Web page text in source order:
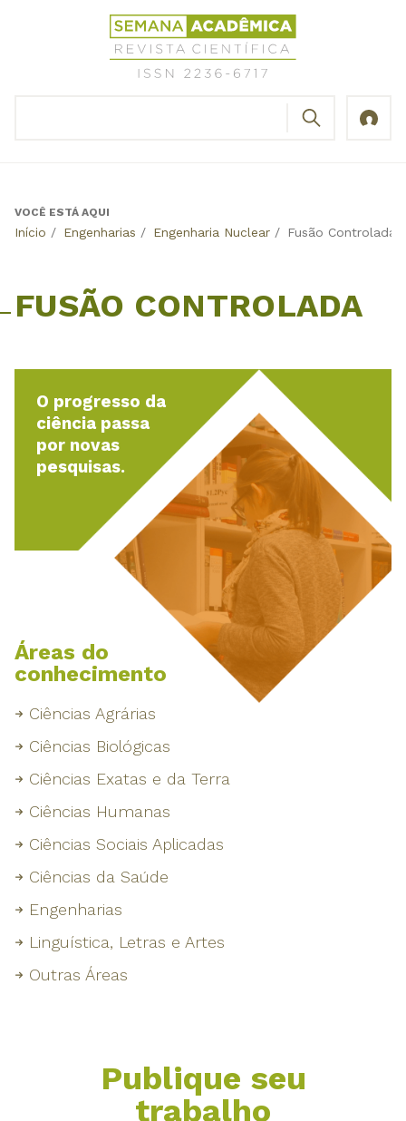
Revista
Científica
Semana
Back
VOCÊ ESTÁ AQUI
Início / Engenharias / Engenharia Nuclear / Fusão Controlada
FUSÃO CONTROLADA
O progresso da
ciência passa
por novas
pesquisas.
Áreas do
conhecimento
Ciências Agrárias
Ciências Biológicas
Ciências Exatas e da Terra
Ciências Humanas
Ciências Sociais Aplicadas
Ciências da Saúde
Engenharias
Linguística, Letras e Artes
Outras Áreas
Publique seu
trabalho